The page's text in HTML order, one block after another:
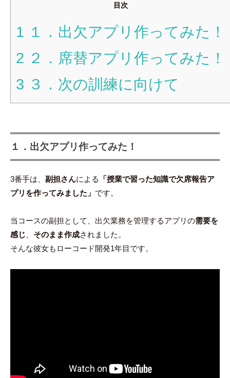
目次
1 １．出欠アプリ作ってみた！
2 ２．席替アプリ作ってみた！
3 ３．次の訓練に向けて
１．出欠アプリ作ってみた！
3番手は、 副担さんによる
「授業で習った知識で欠席報告ア
プリを作ってみました」 です。
当コースの副担として、出欠業務を管理するアプリの需要を
感じ、 そのまま作成されました。
そんな彼女もローコード開発1年目です。